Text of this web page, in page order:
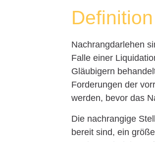
Nachrangdarlehen
Falle einer
Gläubigern
Forderungen der
werden, bevor das
Die nachrangige
bereit sind, ein